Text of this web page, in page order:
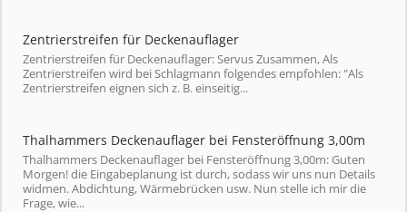
Zentrierstreifen für Deckenauflager
Zentrierstreifen für Deckenauflager: Servus Zusammen, Als
Zentrierstreifen wird bei Schlagmann folgendes empfohlen: "Als
Zentrierstreifen eignen sich z. B. einseitig...
Thalhammers Deckenauflager bei Fensteröffnung 3,00m
Thalhammers Deckenauflager bei Fensteröffnung 3,00m: Guten
Morgen! die Eingabeplanung ist durch, sodass wir uns nun Details
widmen. Abdichtung, Wärmebrücken usw. Nun stelle ich mir die
Frage, wie...